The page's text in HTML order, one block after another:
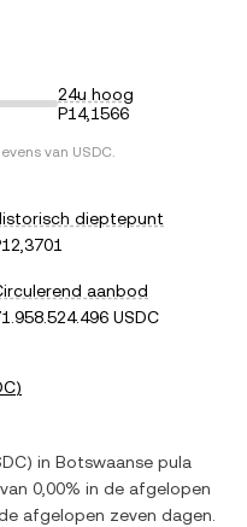
24u hoog
P14,1566
van USDC.
dieptepunt
aanbod
USDC
)
) in Botswaanse pula
van 0,00% in de afgelopen
afgelopen zeven dagen.